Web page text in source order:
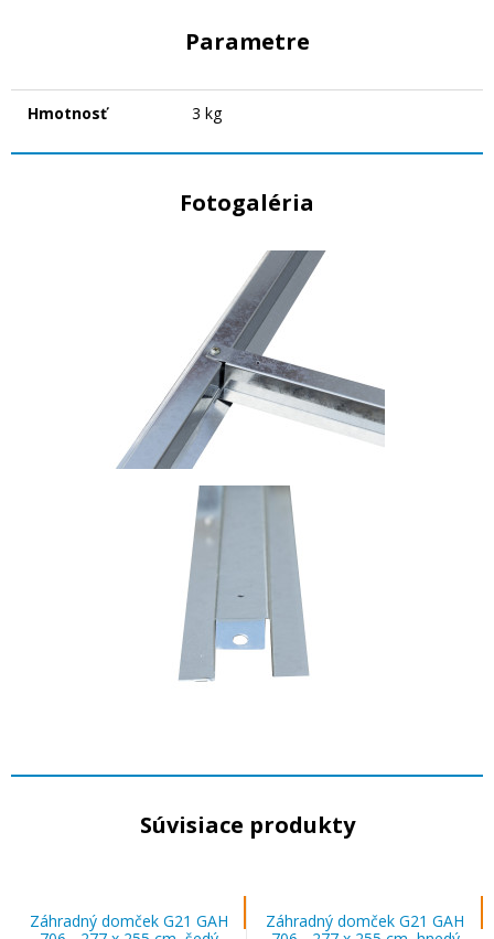
Parametre
Hmotnosť 3 kg
Fotogaléria
Súvisiace produkty
Záhradný domček G21 GAH
Záhradný domček G21 GAH